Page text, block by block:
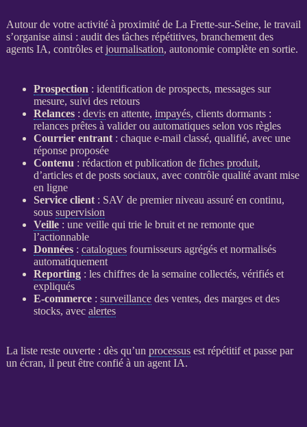
Autour de votre activité à proximité de La Frette-sur-Seine, le travail
s’organise ainsi : audit des tâches répétitives, branchement des
agents IA, contrôles et journalisation, autonomie complète en sortie.
Prospection : identification de prospects, messages sur
mesure, suivi des retours
Relances: devisen attente, impayés, clients dormants :
relancesprêtes à valider ou automatiques selon vos règles
Courrier entrant: chaque e-mail classé, qualifié, avec une
réponse proposée
Contenu : rédaction et publication de fiches produit,
d’articles et de posts sociaux, avec contrôle qualité avant mise
en ligne
Service client: SAV de premier niveau assuré en continu,
sous supervision
Veille: une veillequi trie le bruit et ne remonte que
l’actionnable
Données: cataloguesfournisseurs agrégés et normalisés
automatiquement
Reporting: les chiffres de la semaine collectés, vérifiés et
expliqués
E-commerce: surveillancedes ventes, des marges et des
stocks, avec alertes
La liste reste ouverte : dès qu’un processusest répétitif et passe par
un écran, il peut être confié à un agent IA.